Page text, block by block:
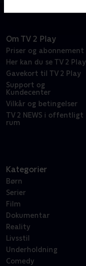
Om TV 2 Play
Priser og abonnement
Her kan du se TV 2 Play
Gavekort til TV 2 Play
Support og
Kundecenter
Vilkår og betingelser
TV 2 NEWS i offentligt
rum
Kategorier
Børn
Serier
Film
Dokumentar
Reality
Livsstil
Underholdning
Comedy